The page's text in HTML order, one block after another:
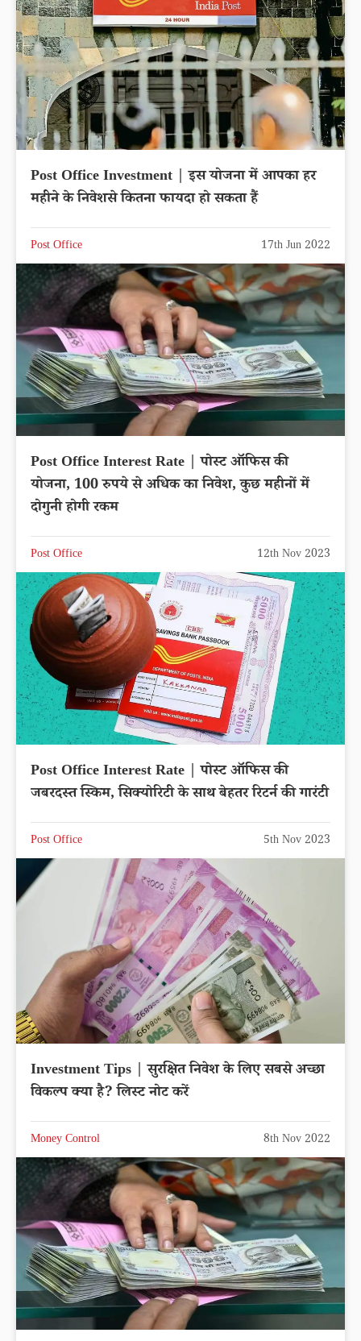
Post Office Investment | इस योजना में आपका हर
महीने के निवेशसे कितना फायदा हो सकता हैं
Post Office 17th Jun 2022
Post Office Interest Rate | पोस्ट ऑफिस की
योजना, 100 रुपये से अधिक का निवेश, कुछ महीनों में
दोगुनी होगी रकम
Post Office 12th Nov 2023
Post Office Interest Rate | पोस्ट ऑफिस की
जबरदस्त स्किम, सिक्योरिटी के साथ बेहतर रिटर्न की गारंटी
Post Office 5th Nov 2023
Investment Tips | सुरक्षित निवेश के लिए सबसे अच्छा
विकल्प क्या है? लिस्ट नोट करें
Money Control 8th Nov 2022